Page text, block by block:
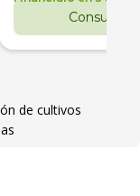
Consultar
de cultivos